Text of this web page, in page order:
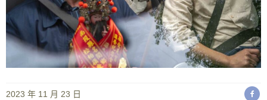
2023 年 11 月 23 日